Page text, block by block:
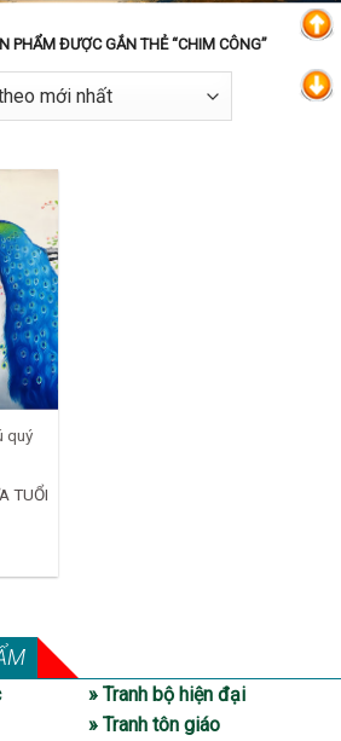
PHẨM ĐƯỢC GẮN THẺ “CHIM CÔNG”
quý
TUỔI
» Tranh bộ hiện đại
» Tranh tôn giáo